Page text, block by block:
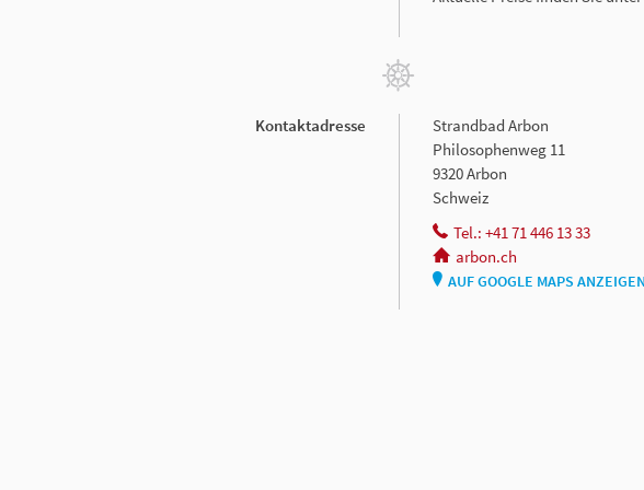
Kontaktadresse
Strandbad Arbon
Philosophenweg 11
9320 Arbon
Schweiz
Tel.: +41 71 446 13 33
arbon.ch
AUF GOOGLE MAPS